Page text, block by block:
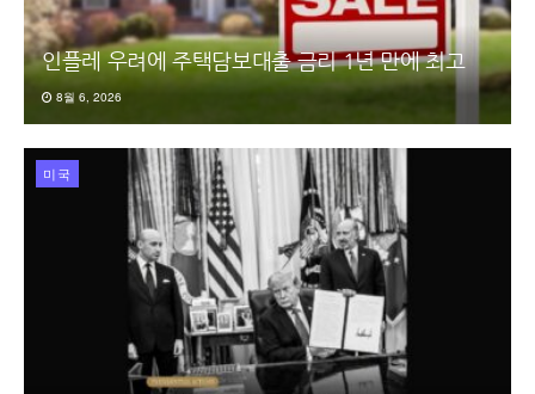
인플레 우려에 주택담보대출 금리 1년 만에 최고
8월 6, 2026
미국